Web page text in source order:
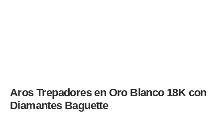
Aros Trepadores en Oro Blanco 18K con
Diamantes Baguette